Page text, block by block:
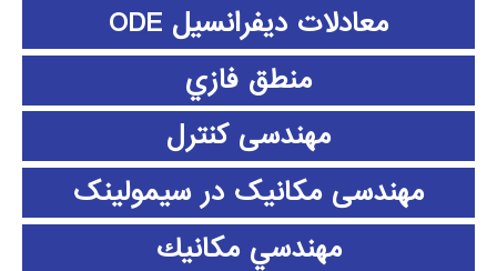
معادلات دیفرانسیل ODE
منطق فازي
مهندسی کنترل
مهندسی مکانیک در سیمولینک
مهندسي مكانيك